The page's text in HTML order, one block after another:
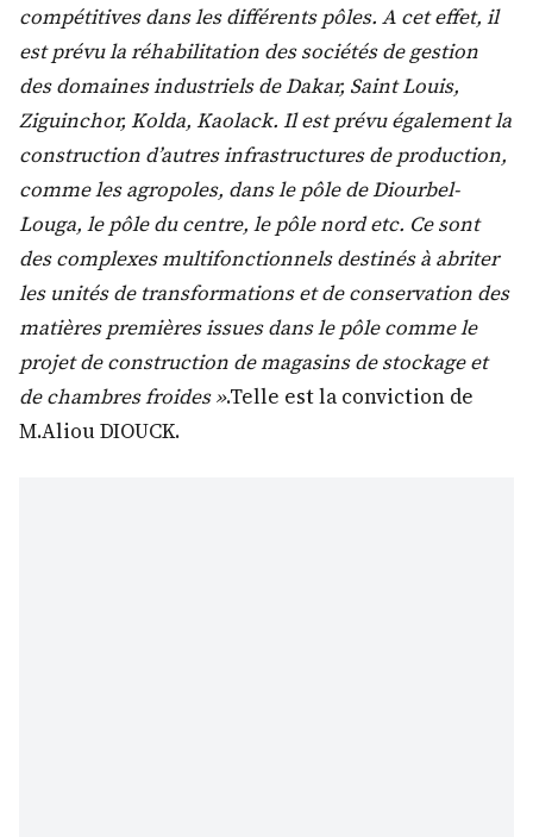
compétitives dans les différents pôles. A cet effet, il
est prévu la réhabilitation des sociétés de gestion
des domaines industriels de Dakar, Saint Louis,
Ziguinchor, Kolda, Kaolack. Il est prévu également la
construction d’autres infrastructures de production,
comme les agropoles, dans le pôle de Diourbel-
Louga, le pôle du centre, le pôle nord etc. Ce sont
des complexes multifonctionnels destinés à abriter
les unités de transformations et de conservation des
matières premières issues dans le pôle comme le
projet de construction de magasins de stockage et
de chambres froides ».Telle est la conviction de
M.Aliou DIOUCK.